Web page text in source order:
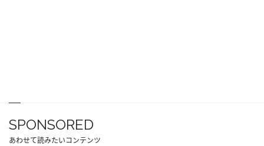
SPONSORED
あわせて読みたいコンテンツ